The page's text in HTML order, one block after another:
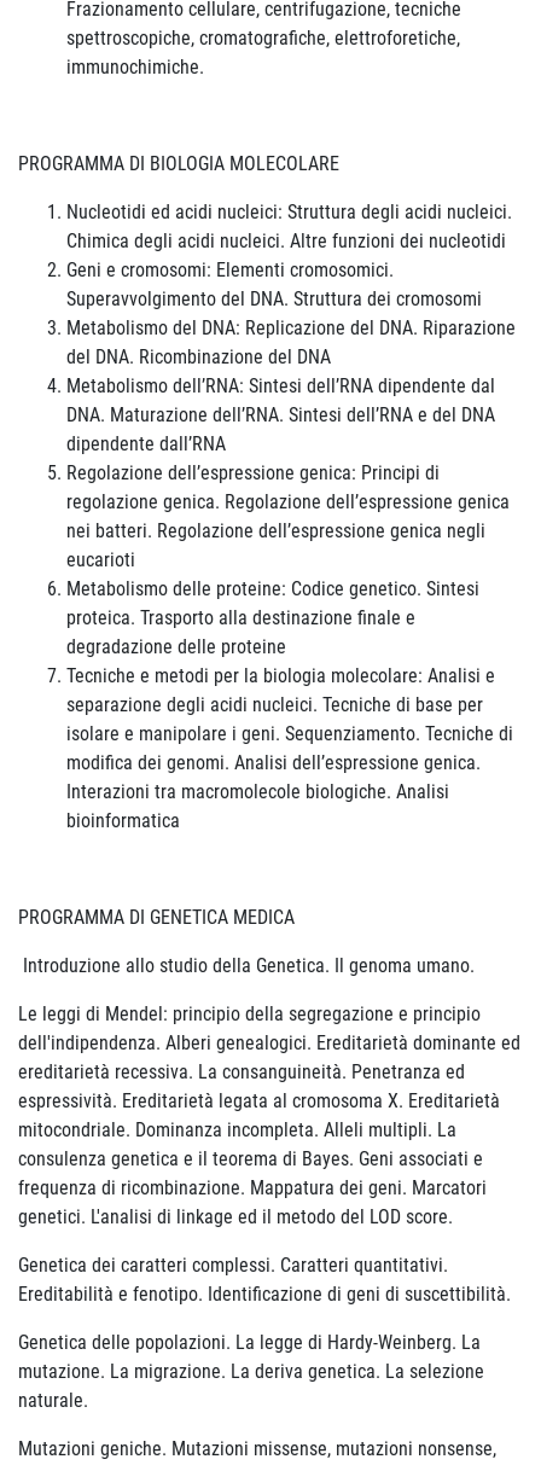
Frazionamento cellulare, centrifugazione, tecniche
spettroscopiche, cromatografiche, elettroforetiche,
immunochimiche.
PROGRAMMA DI BIOLOGIA MOLECOLARE
Nucleotidi ed acidi nucleici: Struttura degli acidi nucleici.
Chimica degli acidi nucleici. Altre funzioni dei nucleotidi
Geni e cromosomi: Elementi cromosomici.
Superavvolgimento del DNA. Struttura dei cromosomi
Metabolismo del DNA: Replicazione del DNA. Riparazione
del DNA. Ricombinazione del DNA
Metabolismo dell’RNA: Sintesi dell’RNA dipendente dal
DNA. Maturazione dell’RNA. Sintesi dell’RNA e del DNA
dipendente dall’RNA
Regolazione dell’espressione genica: Principi di
regolazione genica. Regolazione dell’espressione genica
nei batteri. Regolazione dell’espressione genica negli
eucarioti
Metabolismo delle proteine: Codice genetico. Sintesi
proteica. Trasporto alla destinazione finale e
degradazione delle proteine
Tecniche e metodi per la biologia molecolare: Analisi e
separazione degli acidi nucleici. Tecniche di base per
isolare e manipolare i geni. Sequenziamento. Tecniche di
modifica dei genomi. Analisi dell’espressione genica.
Interazioni tra macromolecole biologiche. Analisi
bioinformatica
PROGRAMMA DI GENETICA MEDICA
Introduzione allo studio della Genetica. Il genoma umano.
Le leggi di Mendel: principio della segregazione e principio
dell'indipendenza. Alberi genealogici. Ereditarietà dominante ed
ereditarietà recessiva. La consanguineità. Penetranza ed
espressività. Ereditarietà legata al cromosoma X. Ereditarietà
mitocondriale. Dominanza incompleta. Alleli multipli. La
consulenza genetica e il teorema di Bayes. Geni associati e
frequenza di ricombinazione. Mappatura dei geni. Marcatori
genetici. L'analisi di linkage ed il metodo del LOD score.
Genetica dei caratteri complessi. Caratteri quantitativi.
Ereditabilità e fenotipo. Identificazione di geni di suscettibilità.
Genetica delle popolazioni. La legge di Hardy-Weinberg. La
mutazione. La migrazione. La deriva genetica. La selezione
naturale.
Mutazioni geniche. Mutazioni missense, mutazioni nonsense,